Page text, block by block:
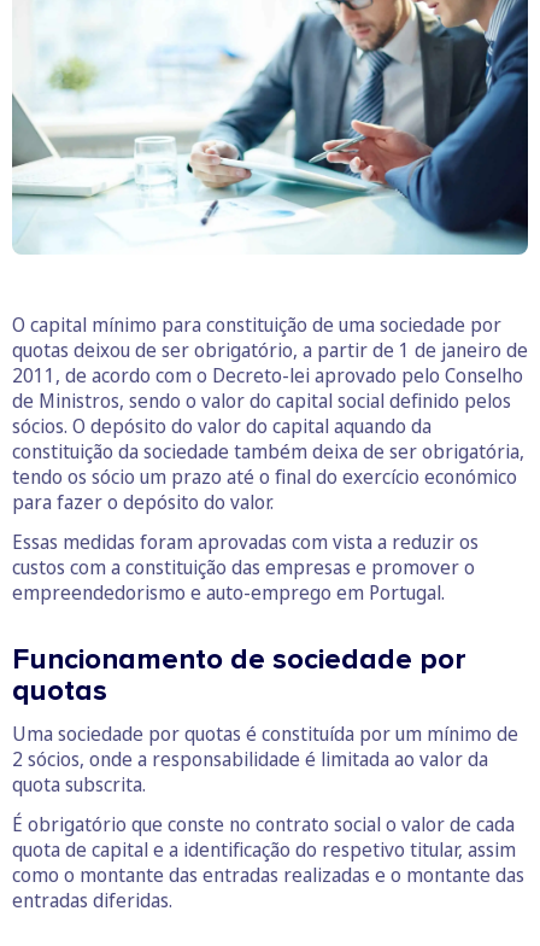
O capital mínimo para constituição de uma sociedade por
quotas deixou de ser obrigatório, a partir de 1 de janeiro de
2011, de acordo com o Decreto-lei aprovado pelo Conselho
de Ministros, sendo o valor do capital social definido pelos
sócios. O depósito do valor do capital aquando da
constituição da sociedade também deixa de ser obrigatória,
tendo os sócio um prazo até o final do exercício económico
para fazer o depósito do valor.
Essas medidas foram aprovadas com vista a reduzir os
custos com a constituição das empresas e promover o
empreendedorismo e auto-emprego em Portugal.
Funcionamento de sociedade por
quotas
Uma sociedade por quotas é constituída por um mínimo de
2 sócios, onde a responsabilidade é limitada ao valor da
quota subscrita.
É obrigatório que conste no contrato social o valor de cada
quota de capital e a identificação do respetivo titular, assim
como o montante das entradas realizadas e o montante das
entradas diferidas.